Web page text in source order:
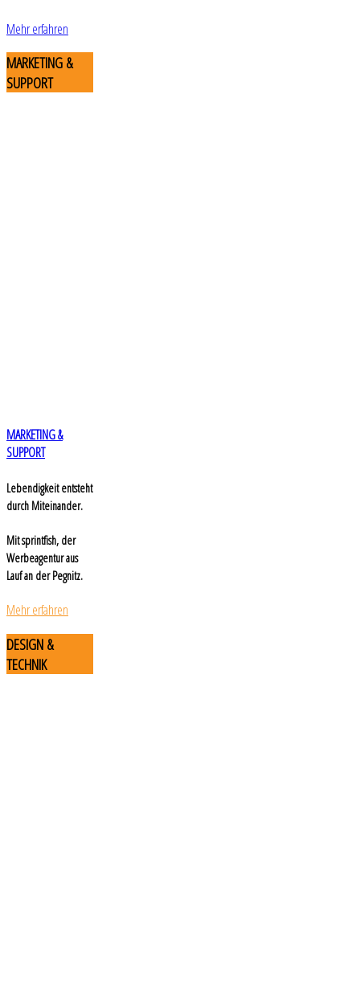
Mehr erfahren
MARKETING &
SUPPORT
MARKETING &
SUPPORT
Lebendigkeit entsteht
durch Miteinander.
Mit sprintfish, der
Werbeagentur aus
Lauf an der Pegnitz.
Mehr erfahren
DESIGN &
TECHNIK